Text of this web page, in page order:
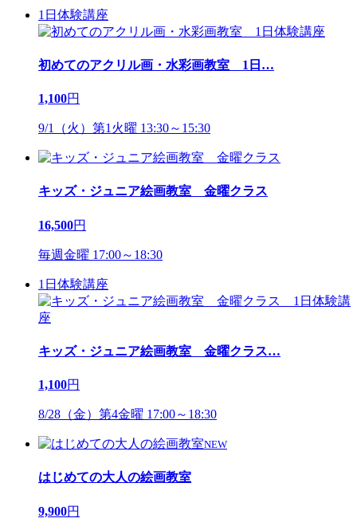
1日体験講座
初めてのアクリル画・水彩画教室 1日 …
1,100円
9/1（火）第1火曜 13:30～15:30
キッズ・ジュニア絵画教室 金曜クラス
16,500円
毎週金曜 17:00～18:30
1日体験講座
キッズ・ジュニア絵画教室 金曜クラス…
1,100円
8/28（金）第4金曜 17:00～18:30
NEW
はじめての大人の絵画教室
9,900円